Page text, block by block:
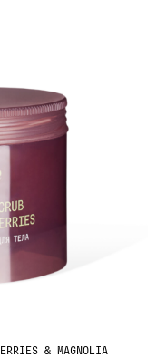
& MAGNOLIA
д.